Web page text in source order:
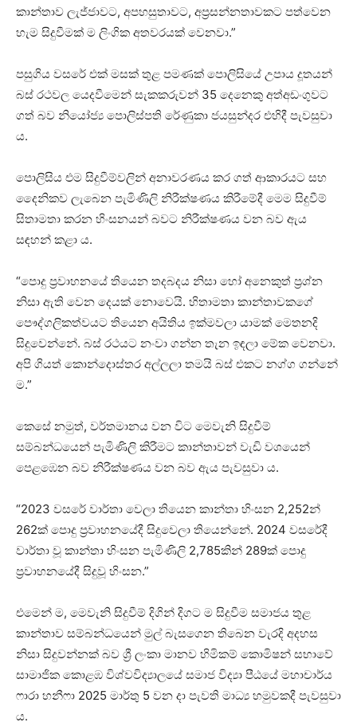
කාන්තාව ලැජ්ජාවට, අපහසුතාවට, අප්‍රසන්නතාවකට පත්වෙන
හැම සිදුවීමක් ම ලිංගික අතවරයක් වෙනවා.”
පසුගිය වසරේ එක් මසක් තුළ පමණක් පොලිසියේ උපාය දූතයන්
බස් රථවල යෙදවීමෙන් සැකකරුවන් 35 දෙනෙකු අත්අඩංගුවට
ගත් බව නියෝජ්‍ය පොලිස්පති රේණුකා ජයසුන්දර එහිදී පැවසුවා
ය.
පොලිසිය එම සිදුවීම්වලින් අනාවරණය කර ගත් ආකාරයට සහ
දෛනිකව ලැබෙන පැමිණිලි නිරීක්ෂණය කිරීමේදී මෙම සිදුවීම්
සිතාමතා කරන හිංසනයන් බවට නිරීක්ෂණය වන බව ඇය
සඳහන් කළා ය.
“පොදු ප්‍රවාහනයේ තියෙන තදබදය නිසා හෝ අනෙකුත් ප්‍රශ්න
නිසා ඇති වෙන දෙයක් නොවෙයි. හිතාමතා කාන්තාවකගේ
පෞද්ගලිකත්වයට තියෙන අයිතිය ඉක්මවලා යාමක් මෙතනදි
සිදුවෙන්නේ. බස් රථයට නංවා ගන්න තැන ඉඳලා මේක වෙනවා.
අපි ගියත් කොන්දොස්තර අල්ලලා තමයි බස් එකට නග්ග ගන්නේ
ම.”
කෙසේ නමුත්, වර්තමානය වන විට මෙවැනි සිදුවීම්
සම්බන්ධයෙන් පැමිණිලි කිරීමට කාන්තාවන් වැඩි වශයෙන්
පෙළඹෙන බව නිරීක්ෂණය වන බව ඇය පැවසුවා ය.
“2023 වසරේ වාර්තා වෙලා තියෙන කාන්තා හිංසන 2,252න්
262ක් පොදු ප්‍රවාහනයේදී සිදුවෙලා තියෙන්නේ. 2024 වසරේදී
වාර්තා වූ කාන්තා හිංසන පැමිණිලි 2,785කින් 289ක් පොදු
ප්‍රවාහනයේදී සිදුවූ හිංසන.”
එමෙන් ම, මෙවැනි සිදුවීම් දිගින් දිගට ම සිදුවීම සමාජය තුළ
කාන්තාව සම්බන්ධයෙන් මුල් බැසගෙන තිබෙන වැරදි අදහස
නිසා සිදුවන්නක් බව ශ්‍රී ලංකා මානව හිමිකම් කොමිෂන් සභාවේ
සාමාජික කොළඹ විශ්වවිද්‍යාලයේ සමාජ විද්‍යා පීඨයේ මහාචාර්ය
ෆාරා හනීෆා 2025 මාර්තු 5 වන දා පැවති මාධ්‍ය හමුවකදී පැවසුවා
ය.